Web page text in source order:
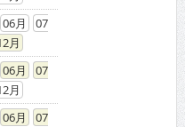
06
07
06
07
06
07